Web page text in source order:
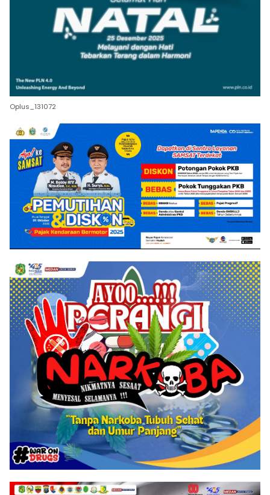
Oplus_131072